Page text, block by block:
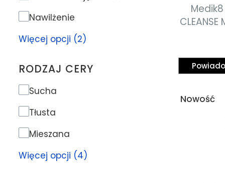
Nawilżenie
Więcej opcji (2)
RODZAJ CERY
Rodzaj cery
Sucha
Tłusta
Mieszana
Więcej opcji (4)
Medik8
z
Nowość